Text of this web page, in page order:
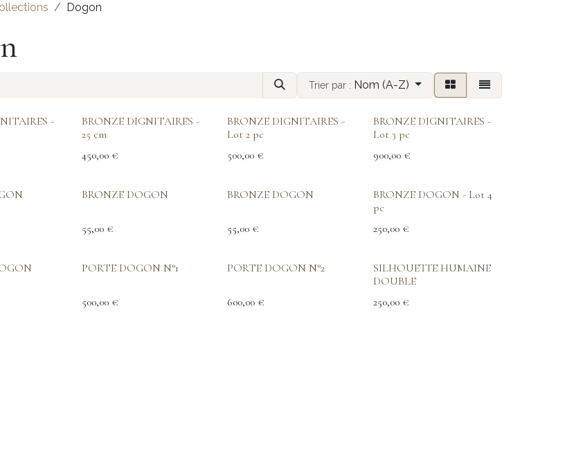
Dogon
Trier par : Nom (A-Z)
-
BRONZE DIGNITAIRES -
25 cm
450,00 €
BRONZE DIGNITAIRES -
Lot 2 pc
500,00 €
BRONZE DIGNITAIRES -
Lot 3 pc
900,00€
BRONZE DOGON
55,00 €
BRONZE DOGON
55,00 €
BRONZE DOGON - Lot 4
pc
250,00€
PORTE DOGON N°1
500,00 €
PORTE DOGON N°2
600,00 €
SILHOUETTE HUMAINE
DOUBLE
250,00€